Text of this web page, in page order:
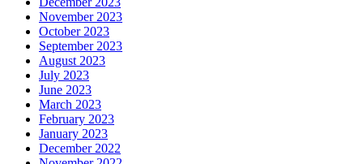
November 2023
October 2023
September 2023
August 2023
July 2023
June 2023
March 2023
February 2023
January 2023
December 2022